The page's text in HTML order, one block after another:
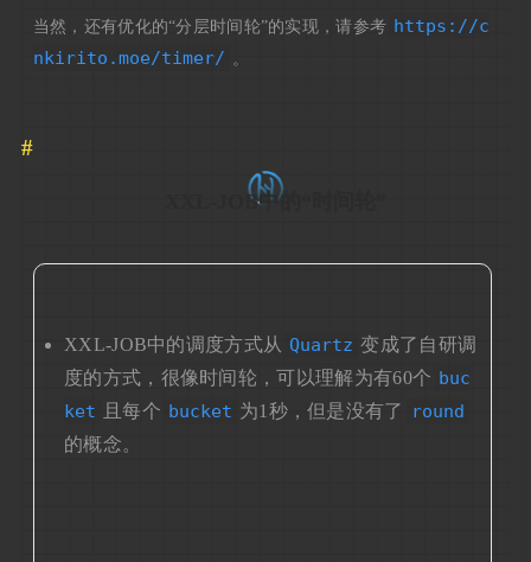
当然，还有优化的“分层时间轮”的实现，请参考 https://c
nkirito.moe/timer/ 。
XXL-JOB中的“时间轮”
XXL-JOB中的调度方式从 Quartz 变成了自研调
度的方式，很像时间轮，可以理解为有60个 buc
ket
且每个 bucket 为1秒，但是没有了 round
的概念。